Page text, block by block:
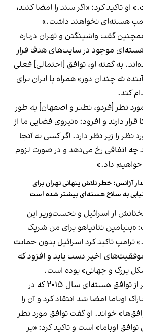
تاکید کرد: «اگر سند را امضا کنند،
هسته‌ای نخواهند داشت.»
گفت واشینگتن و تهران درباره
موجود در سایت‌های هدف قرار
به گفته او، توافق [احتمالی] فعلی
نه چندان دور» همراه با ایران برای
کند.
نظر [فردو، نطنز و اصفهان] به طور
دارند و افزود: «نیروی فضایی ما از
را زیر نظر دارد. اگر کسی به آنجا
چه اتفاقی رخ می‌دهد و در صورت لزوم
خواهیم داد.»
آژانس: خطر تلاش پنهانی تهران برای
به سلاح هسته‌ای بیشتر شده است
از اسرائیل و نخست‌وزیر این
نتانیاهو برای من شریک
تاکید کرد اسرائیل بدون حمایت
اخیر دست یابد و افزود که
بزرگ و جهانی» بوده است.
ترامپ همچنین بار دیگر از توافق هسته‌ای سال ۲۰۱۵ که در
اوباما امضا شد انتقاد کرد و آن را
خواند. او گفت توافق مورد نظر
اوباما» است و تاکید کرد: «بر